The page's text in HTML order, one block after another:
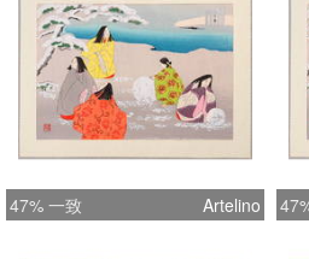
47% 一致 Artelino